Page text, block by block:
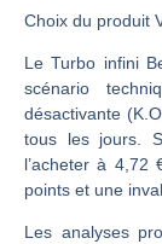
Choix du produit
Le Turbo infini
scénario
désactivante
tous les jours.
l’acheter à 4,72
points et une
Les analyses